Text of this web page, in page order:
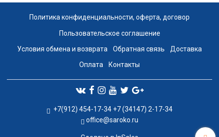
Политика конфиденциальности, оферта, договор
Пользовательское соглашение
Условия обмена и возврата Обратная связь Доставка
Оплата Контакты
+7(912) 454-17-34 +7 (34147) 2-17-34
office@saroko.ru